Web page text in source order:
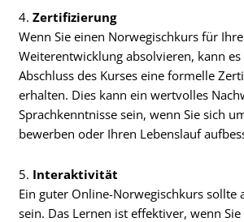
4.Zertifizierung
Wenn Sie einen Norwegischkurs für
Weiterentwicklung absolvieren, kann
Abschluss des Kurses eine formelle
erhalten. Dies kann ein wertvolles
Sprachkenntnisse sein, wenn Sie sich
bewerben oder Ihren Lebenslauf
5. Interaktivität
Ein guter Online-Norwegischkurs sollte
sein. Das Lernen ist effektiver, wenn